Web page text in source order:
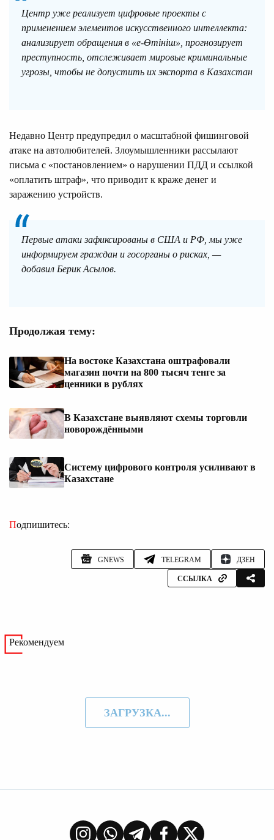
Центр уже реализует цифровые проекты с
применением элементов искусственного интеллекта:
анализирует обращения в «е-Өтініш», прогнозирует
преступность, отслеживает мировые криминальные
угрозы, чтобы не допустить их экспорта в Казахстан
Недавно Центр предупредил о масштабной фишинговой
атаке на автолюбителей. Злоумышленники рассылают
письма с «постановлением» о нарушении ПДД и ссылкой
«оплатить штраф», что приводит к краже денег и
заражению устройств.
Первые атаки зафиксированы в США и РФ, мы уже
информируем граждан и госорганы о рисках, —
добавил Берик Асылов.
Продолжая тему:
На востоке Казахстана оштрафовали
магазин почти на 800 тысяч тенге за
ценники в рублях
В Казахстане выявляют схемы торговли
новорождёнными
Систему цифрового контроля усиливают в
Казахстане
Подпишитесь:
GNEWS TELEGRAM ДЗЕН
ССЫЛКА
Рекомендуем
ЗАГРУЗКА...